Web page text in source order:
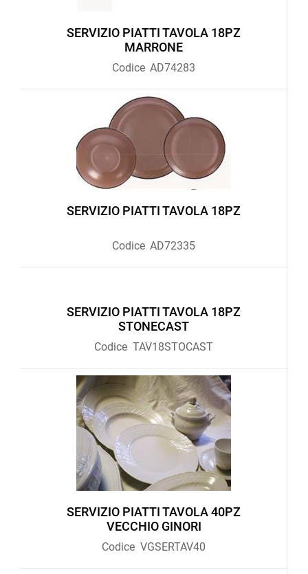
SERVIZIO PIATTI TAVOLA 18PZ
MARRONE
Codice AD74283
SERVIZIO PIATTI TAVOLA 18PZ
Codice AD72335
SERVIZIO PIATTI TAVOLA 18PZ
STONECAST
Codice TAV18STOCAST
SERVIZIO PIATTI TAVOLA 40PZ
VECCHIO GINORI
Codice VGSERTAV40